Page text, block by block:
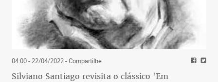
04:00 - 22/04/2022- Compartilhe
Silviano Santiago revisita o clássico 'Em